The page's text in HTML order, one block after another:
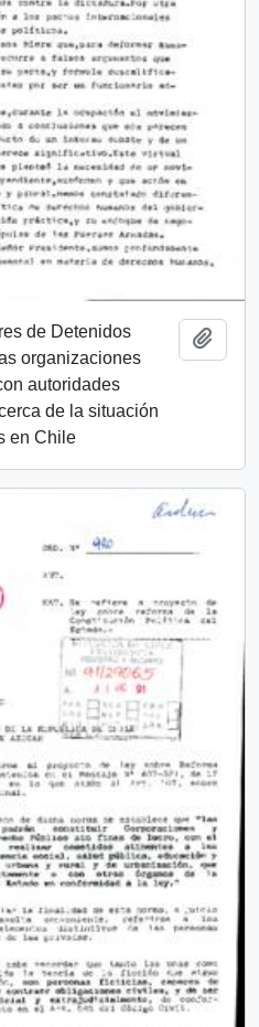
de Detenidos
organizaciones
autoridades
de la situación
en Chile